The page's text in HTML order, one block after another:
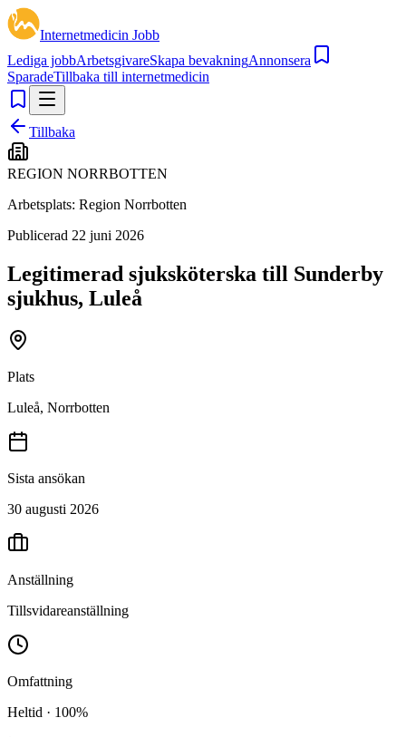
Internetmedicin Jobb
Lediga jobbArbetsgivareSkapa bevakningAnnonsera
SparadeTillbaka till internetmedicin
Tillbaka
REGION NORRBOTTEN
Arbetsplats: Region Norrbotten
Publicerad 22 juni 2026
Legitimerad sjuksköterska till Sunderby
sjukhus, Luleå
Plats
Luleå, Norrbotten
Sista ansökan
30 augusti 2026
Anställning
Tillsvidareanställning
Omfattning
Heltid · 100%